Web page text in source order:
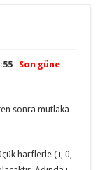
Son güne
sonra mutlaka
harflerle ( ı, ü,